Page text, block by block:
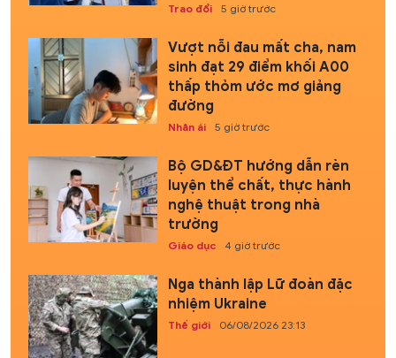
Trao đổi 5 giờ trước
Vượt nỗi đau mất cha, nam
sinh đạt 29 điểm khối A00
thấp thỏm ước mơ giảng
đường
Nhân ái 5 giờ trước
Bộ GD&ĐT hướng dẫn rèn
luyện thể chất, thực hành
nghệ thuật trong nhà
trường
Giáo dục 4 giờ trước
Nga thành lập Lữ đoàn đặc
nhiệm Ukraine
Thế giới 06/08/2026 23:13